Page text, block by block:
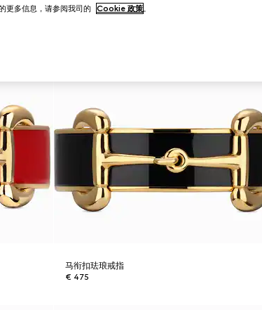
马衔扣珐琅戒指
€ 475
更多信息，请参阅我司的 Cookie 政策。